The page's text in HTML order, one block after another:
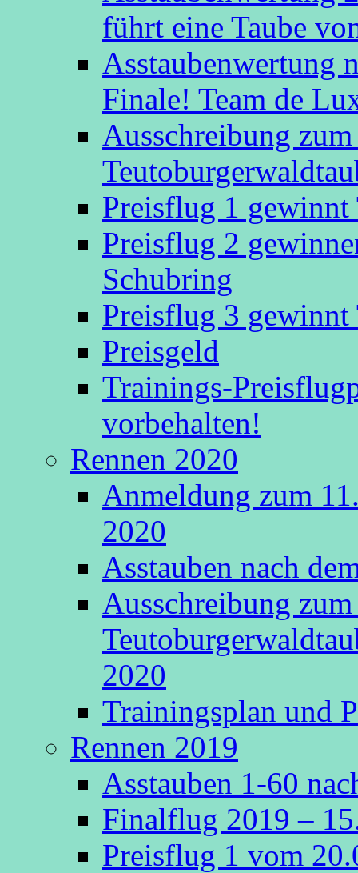
führt eine Taube
Asstaubenwertung
Finale! Team de
Ausschreibung
Preisflug 1 gewinnt
Preisflug 2
Schubring
Preisflug 3
Preisgeld
Trainings-
vorbehalten!
Rennen 2020
Anmeldung zum
2020
Asstauben nach
Ausschreibung
2020
Trainingsplan und
Rennen 2019
Asstauben 1-60
Finalflug 2019 –
Preisflug 1 vom